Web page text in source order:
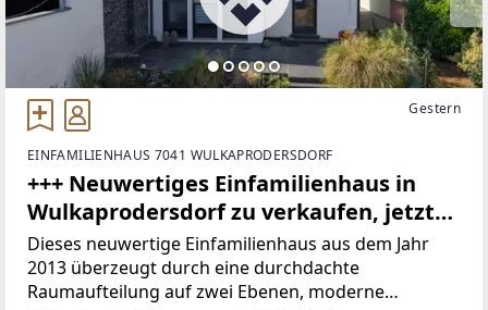
Gestern
EINFAMILIENHAUS 7041 WULKAPRODERSDORF
+++ Neuwertiges Einfamilienhaus in
Wulkaprodersdorf zu verkaufen, jetzt
zugreifen +++
Dieses neuwertige Einfamilienhaus aus dem Jahr
2013 überzeugt durch eine durchdachte
Raumaufteilung auf zwei Ebenen, moderne